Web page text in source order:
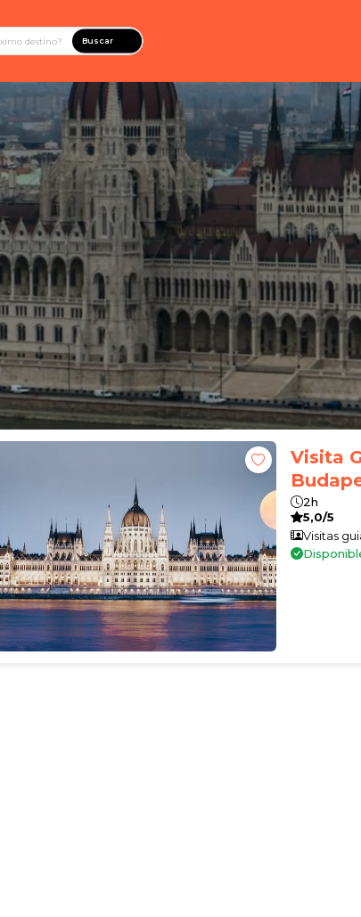
Buscar
Visita
2h
5,0/5
Visitas